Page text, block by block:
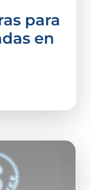
para
en